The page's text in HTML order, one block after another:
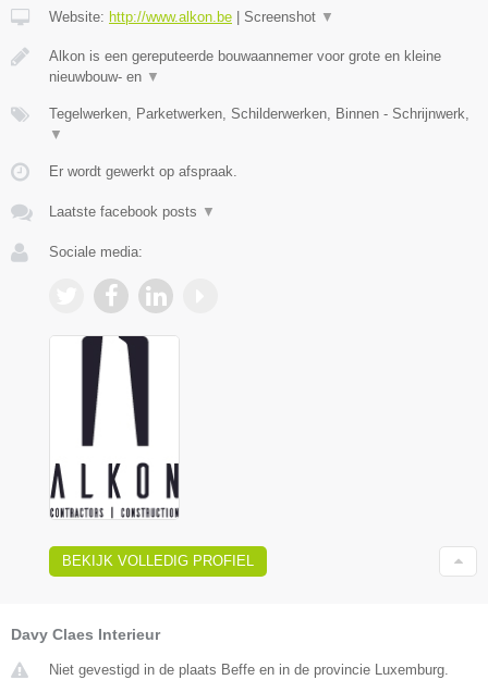
Website: http://www.alkon.be Screenshot ▼
Alkon is een gereputeerde bouwaannemer voor grote en kleine
nieuwbouw- en ▼
Tegelwerken, Parketwerken, Schilderwerken, Binnen - Schrijnwerk,
▼
Er wordt gewerkt op afspraak.
Laatste facebook posts ▼
Sociale media:
BEKIJK VOLLEDIG PROFIEL
Davy Claes Interieur
Niet gevestigd in de plaats Beffe en in de provincie Luxemburg.